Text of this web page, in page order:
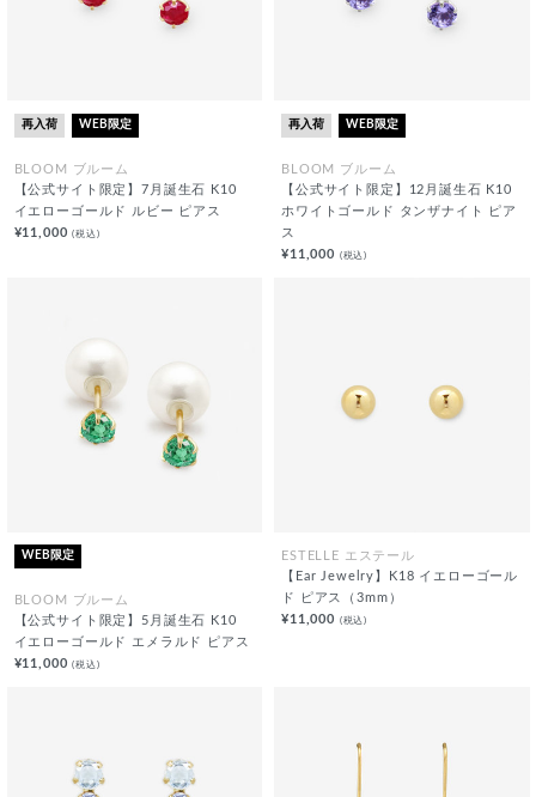
再入荷 WEB限定
BLOOM ブルーム
【公式サイト限定】7月誕生石 K10
イエローゴールド ルビー ピアス
¥11,000(税込)
再入荷 WEB限定
BLOOM ブルーム
【公式サイト限定】12月誕生石 K10
ホワイトゴールド タンザナイト ピア
ス
¥11,000 (税込)
WEB限定
BLOOM ブルーム
【公式サイト限定】5月誕生石 K10
イエローゴールド エメラルド ピアス
¥11,000(税込)
ESTELLE エステール
【Ear Jewelry】K18 イエローゴール
ド ピアス（3mm）
¥11,000 (税込)